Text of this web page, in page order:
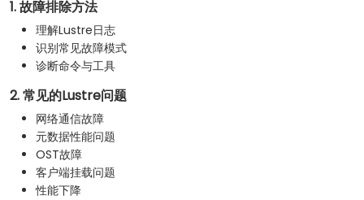
1. 故障排除方法
理解Lustre日志
识别常见故障模式
诊断命令与工具
2. 常见的Lustre问题
网络通信故障
元数据性能问题
OST故障
客户端挂载问题
性能下降